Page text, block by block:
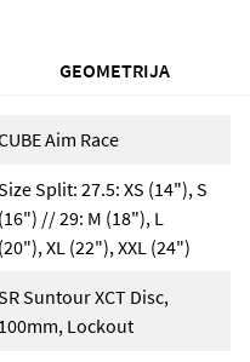
GEOMETRIJA
Aim Race
Split: 27.5: XS (14"), S
(16") // 29: M (18"), L
(20"), XL (22"), XXL (24")
Suntour XCT Disc,
100mm, Lockout